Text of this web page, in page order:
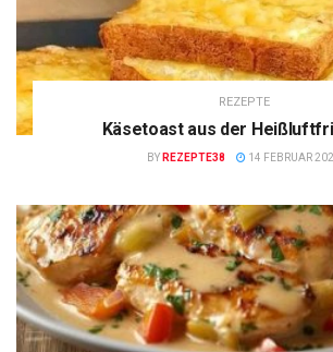
REZEPTE
Käsetoast aus der
BY REZEPTE38 14 FEBRUAR